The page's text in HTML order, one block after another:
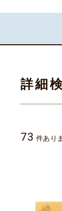
詳細
73 件あり